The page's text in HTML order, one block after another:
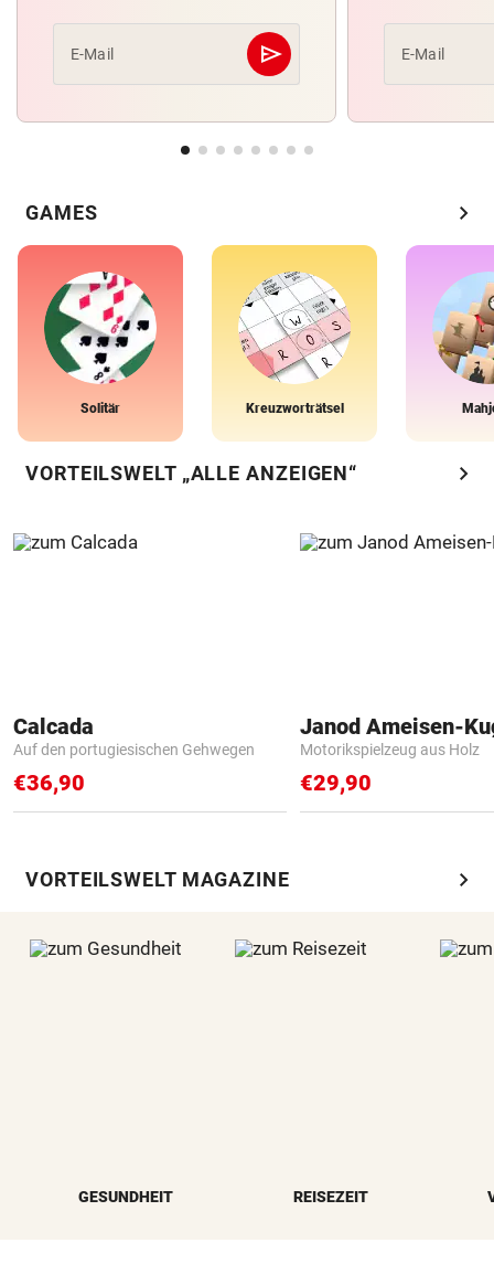
E-Mail send
Abschicken E-Mail
GAMES chevron_right
Solitär Kreuzworträtsel
VORTEILSWELT „ALLE ANZEIGEN“ chevron_right
Calcada
Auf den portugiesischen Gehwegen
€36,90
Janod Ameisen-
Motorikspielzeug aus Holz
€29,90
VORTEILSWELT MAGAZINE chevron_right
GESUNDHEIT REISEZEIT